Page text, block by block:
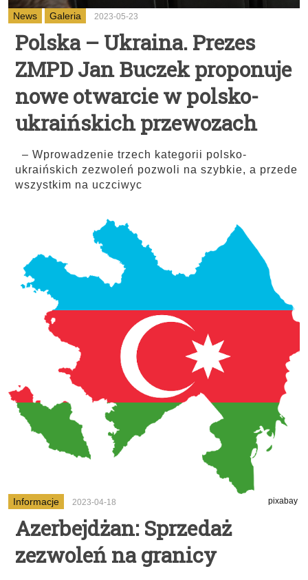
News Galeria 2023-05-23
Polska – Ukraina. Prezes
ZMPD Jan Buczek proponuje
nowe otwarcie w polsko-
ukraińskich przewozach
– Wprowadzenie trzech kategorii polsko-
ukraińskich zezwoleń pozwoli na szybkie, a przede
wszystkim na uczciwyc
Informacje 2023-04-18 pixabay
Azerbejdżan: Sprzedaż
zezwoleń na granicy